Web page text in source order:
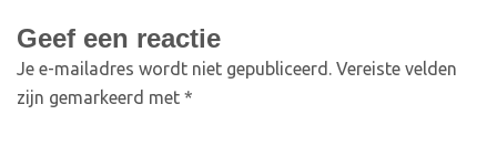
Geef een reactie
Je e-mailadres wordt niet gepubliceerd. Vereiste velden
zijn gemarkeerd met *